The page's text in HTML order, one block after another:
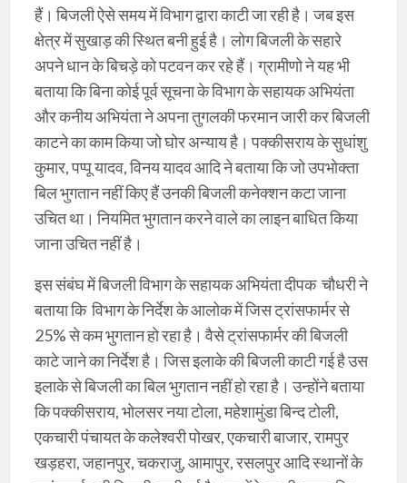
हैं। बिजली ऐसे समय में विभाग द्वारा काटी जा रही है। जब इस
क्षेत्र में सुखाड़ की स्थित बनी हुई है। लोग बिजली के सहारे
अपने धान के बिचड़े को पटवन कर रहे हैं। ग्रामीणो ने यह भी
बताया कि बिना कोई पूर्व सूचना के विभाग के सहायक अभियंता
और कनीय अभियंता ने अपना तुगलकी फरमान जारी कर बिजली
काटने का काम किया जो घोर अन्याय है। पक्कीसराय के सुधांशु
कुमार, पप्पू यादव, विनय यादव आदि ने बताया कि जो उपभोक्ता
बिल भुगतान नहीं किए हैं उनकी बिजली कनेक्शन कटा जाना
उचित था। नियमित भुगतान करने वाले का लाइन बाधित किया
जाना उचित नहीं है।
इस संबंघ में बिजली विभाग के सहायक अभियंता दीपक चौधरी ने
बताया कि विभाग के निर्देश के आलोक में जिस ट्रांसफार्मर से
25% से कम भुगतान हो रहा है। वैसे ट्रांसफार्मर की बिजली
काटे जाने का निर्देश है। जिस इलाके की बिजली काटी गई है उस
इलाके से बिजली का बिल भुगतान नहीं हो रहा है। उन्होंने बताया
कि पक्कीसराय, भोलसर नया टोला, महेशामुंडा बिन्द टोली,
एकचारी पंचायत के कलेश्वरी पोखर, एकचारी बाजार, रामपुर
खड़हरा, जहानपुर, चकराजु, आमापुर, रसलपुर आदि स्थानों के